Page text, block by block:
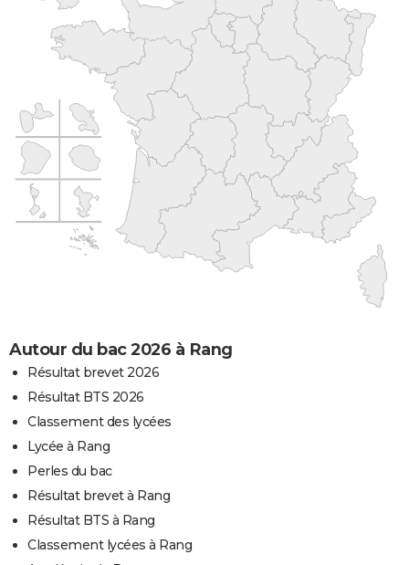
Autour du bac 2026 à Rang
Résultat brevet 2026
Résultat BTS 2026
Classement des lycées
Lycée à Rang
Perles du bac
Résultat brevet à Rang
Résultat BTS à Rang
Classement lycées à Rang